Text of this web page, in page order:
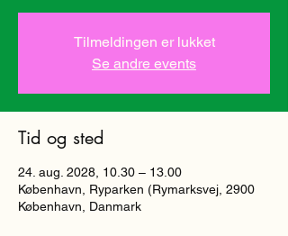
Tilmeldingen er lukket
Se andre events
Tid og sted
24. aug. 2028, 10.30 – 13.00
København, Ryparken (Rymarksvej, 2900
København, Danmark